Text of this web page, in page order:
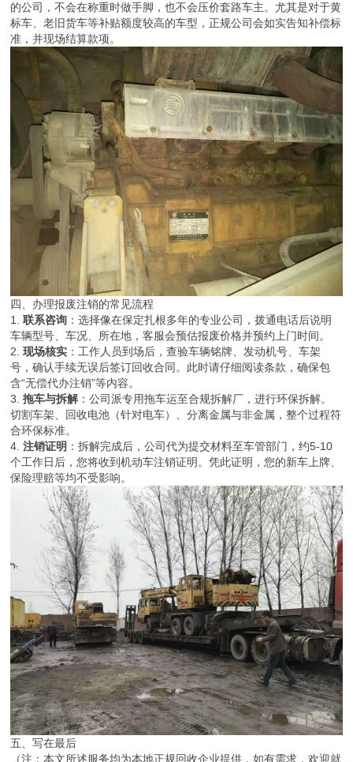
的公司，不会在称重时做手脚，也不会压价套路车主。尤其是对于黄
标车、老旧货车等补贴额度较高的车型，正规公司会如实告知补偿标
准，并现场结算款项。
四、办理报废注销的常见流程
1.联系咨询 ：选择像在保定扎根多年的专业公司，拨通电话后说明
车辆型号、车况、所在地，客服会预估报废价格并预约上门时间。
2.现场核实 ：工作人员到场后，查验车辆铭牌、发动机号、车架
号，确认手续无误后签订回收合同。此时请仔细阅读条款，确保包
含“无偿代办注销”等内容。
3.拖车与拆解：公司派专用拖车运至合规拆解厂，进行环保拆解。
切割车架、回收电池（针对电车）、分离金属与非金属，整个过程符
合环保标准。
4.注销证明 ：拆解完成后，公司代为提交材料至车管部门，约5-10
个工作日后，您将收到机动车注销证明。凭此证明，您的新车上牌、
保险理赔等均不受影响。
五、写在最后
（注：本文所述服务均为本地正规回收企业提供，如有需求，欢迎就